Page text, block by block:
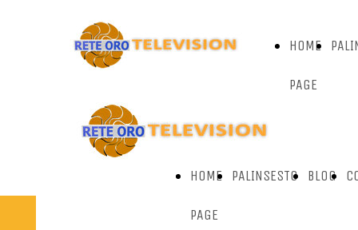
HOME
PAGE
HOME
PAGE
PALINSESTO BLOG